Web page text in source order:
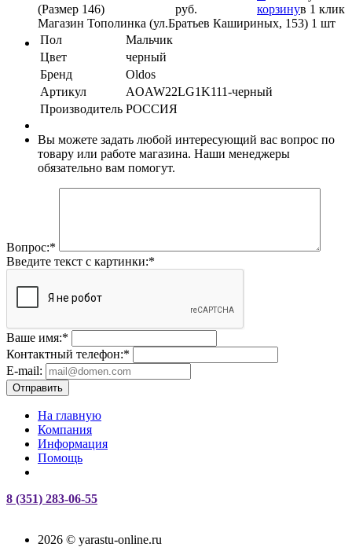
(Размер 146)
руб.
корзинув 1 клик
Магазин Тополинка (ул.Братьев Кашириных, 153) 1 шт
Пол
Мальчик
Цвет
черный
Бренд
Oldos
Артикул
AOAW22LG1K111-черный
Производитель РОССИЯ
Вы можете задать любой интересующий вас вопрос по
товару или работе магазина. Наши менеджеры
обязательно вам помогут.
Вопрос:*
Введите текст с картинки:*
Ваше имя:*
Контактный телефон:*
E-mail:
Отправить
На главную
Компания
Информация
Помощь
8 (351) 283-06-55
2026 © yarastu-online.ru